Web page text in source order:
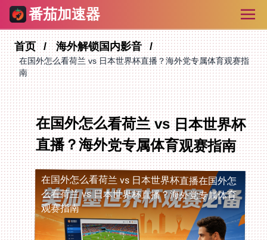
番茄加速器
首页 海外解锁国内影音
在国外怎么看荷兰 vs 日本世界杯直播？海外党专属体育观赛指
南
在国外怎么看荷兰 vs 日本世界杯
直播？海外党专属体育观赛指南
在国外怎么看荷兰 vs 日本世界杯直播在国外怎
么看荷兰 vs 日本世界杯直播？海外党专属体育
观赛指南